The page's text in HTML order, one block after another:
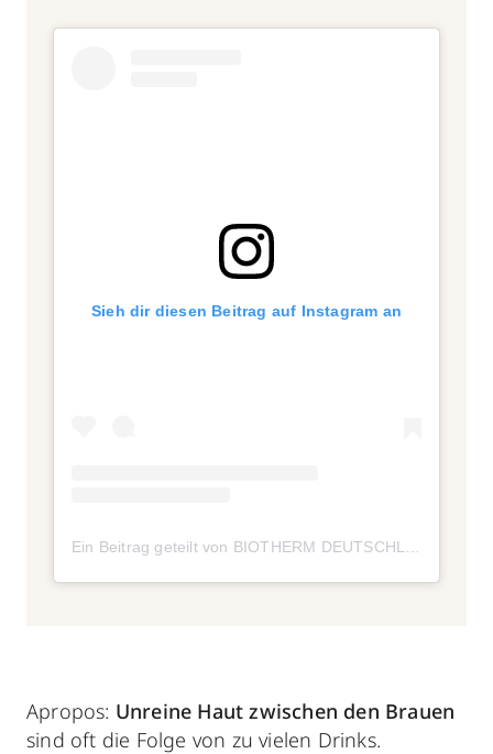
Sieh dir diesen Beitrag auf Instagram an
Apropos: Unreine Haut zwischen den Brauen
sind oft die Folge von zu vielen Drinks.